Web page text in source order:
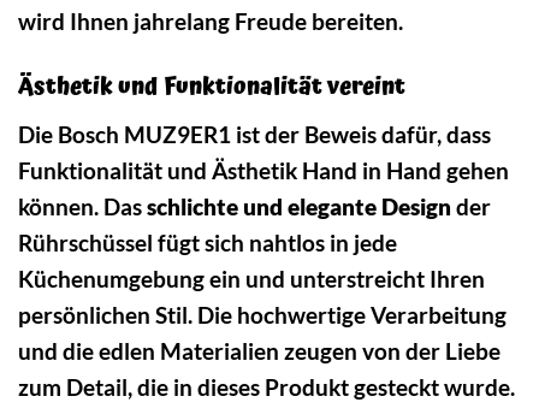
wird Ihnen jahrelang Freude bereiten.
Ästhetik und Funktionalität vereint
Die Bosch MUZ9ER1 ist der Beweis dafür, dass
Funktionalität und Ästhetik Hand in Hand gehen
können. Dasschlichte und elegante Design der
Rührschüssel fügt sich nahtlos in jede
Küchenumgebung ein und unterstreicht Ihren
persönlichen Stil. Die hochwertige Verarbeitung
und die edlen Materialien zeugen von der Liebe
zum Detail, die in dieses Produkt gesteckt wurde.